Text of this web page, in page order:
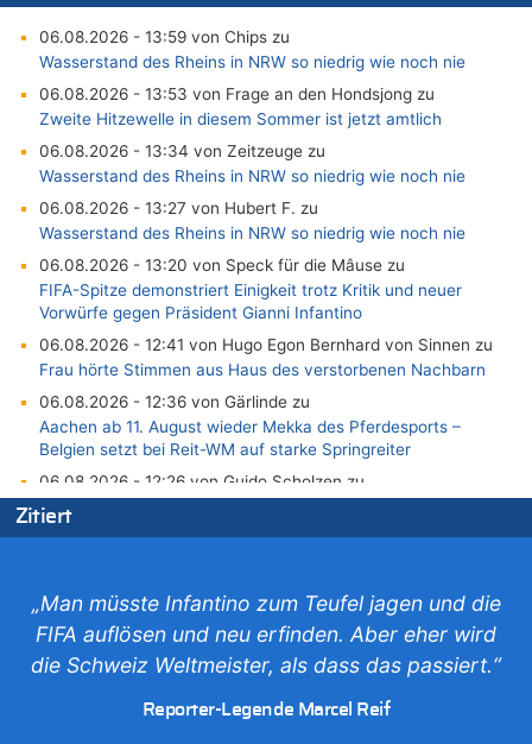
06.08.2026 - 13:59 von Chips zu
Wasserstand des Rheins in NRW so niedrig wie noch nie
06.08.2026 - 13:53 von Frage an den Hondsjong zu
Zweite Hitzewelle in diesem Sommer ist jetzt amtlich
06.08.2026 - 13:34 von Zeitzeuge zu
Wasserstand des Rheins in NRW so niedrig wie noch nie
06.08.2026 - 13:27 von Hubert F. zu
Wasserstand des Rheins in NRW so niedrig wie noch nie
06.08.2026 - 13:20 von Speck für die Mâuse zu
FIFA-Spitze demonstriert Einigkeit trotz Kritik und neuer
Vorwürfe gegen Präsident Gianni Infantino
06.08.2026 - 12:41 von Hugo Egon Bernhard von Sinnen zu
Frau hörte Stimmen aus Haus des verstorbenen Nachbarn
06.08.2026 - 12:36 von Gärlinde zu
Aachen ab 11. August wieder Mekka des Pferdesports –
Belgien setzt bei Reit-WM auf starke Springreiter
06.08.2026 - 12:26 von Guido Scholzen zu
Zweite Hitzewelle in diesem Sommer ist jetzt amtlich
06.08.2026 - 12:17 von Sparwasser zu
06.08.2026 - 12:13 von Dax zu
Zweite Hitzewelle in diesem Sommer ist jetzt amtlich
Mehrere Menschen in Londons City niedergestochen
06.08.2026 - 12:13 von Hugo Egon Bernhard von Sinnen zu
Zitiert
„Man müsste Infantino zum Teufel jagen und die
FIFA auflösen und neu erfinden. Aber eher wird
die Schweiz Weltmeister, als dass das passiert.“
Reporter-Legende Marcel Reif